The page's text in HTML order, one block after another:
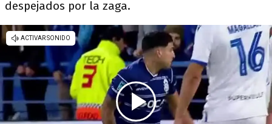
despejados por la zaga.